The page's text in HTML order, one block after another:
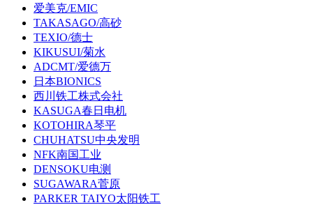
爱美克/EMIC
TAKASAGO/高砂
TEXIO/德士
KIKUSUI/菊水
ADCMT/爱德万
日本BIONICS
西川铁工株式会社
KASUGA春日电机
KOTOHIRA琴平
CHUHATSU中央发明
NFK南国工业
DENSOKU电测
SUGAWARA菅原
PARKER TAIYO太阳铁工